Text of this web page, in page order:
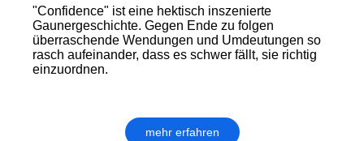
"Confidence" ist eine hektisch inszenierte
Gaunergeschichte. Gegen Ende zu folgen
überraschende Wendungen und Umdeutungen so
rasch aufeinander, dass es schwer fällt, sie richtig
einzuordnen.
mehr erfahren